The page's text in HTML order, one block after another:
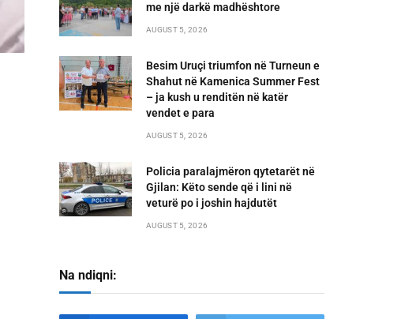
me një darkë madhështore
AUGUST 5, 2026
Besim Uruçi triumfon në Turneun e
Shahut në Kamenica Summer Fest
– ja kush u renditën në katër
vendet e para
AUGUST 5, 2026
Policia paralajmëron qytetarët në
Gjilan: Këto sende që i lini në
veturë po i joshin hajdutët
AUGUST 5, 2026
Na ndiqni: